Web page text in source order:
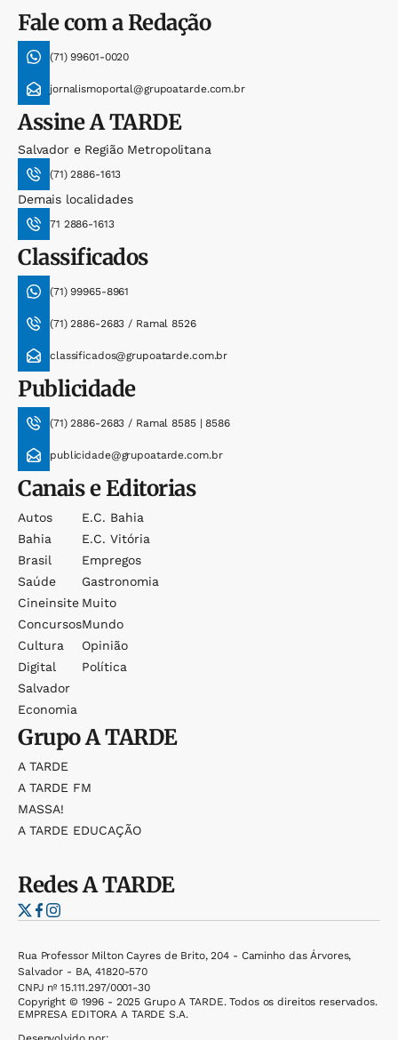
Fale com a Redação
(71) 99601-0020
jornalismoportal@grupoatarde.com.br
AssineA TARDE
Salvador e Região Metropolitana
(71) 2886-1613
Demais localidades
71 2886-1613
Classificados
(71) 99965-8961
(71) 2886-2683 / Ramal 8526
classificados@grupoatarde.com.br
Publicidade
(71) 2886-2683 / Ramal 8585 | 8586
publicidade@grupoatarde.com.br
Canais e Editorias
Autos
Bahia
Brasil
Saúde
Cineinsite
Concursos
Cultura
Digital
Salvador
Economia
E.c. Bahia
E.c. Vitória
Empregos
Gastronomia
Muito
Mundo
Opinião
Política
GrupoA TARDE
A TARDE
A TARDE FM
MASSA!
A TARDE EDUCAÇÃO
RedesA TARDE
Rua Professor Milton Cayres de Brito, 204 - Caminho das Árvores,
Salvador - BA, 41820-570
CNPJ nº 15.111.297/0001-30
Copyright © 1996 - 2025 Grupo A TARDE. Todos os direitos reservados.
EMPRESA EDITORA A TARDE S.A.